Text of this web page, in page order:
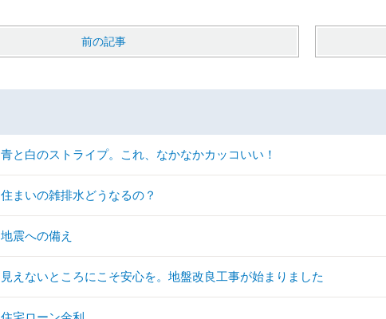
前の記事
青と白のストライプ。これ、なかなかカッコいい！
住まいの雑排水どうなるの？
地震への備え
見えないところにこそ安心を。地盤改良工事が始まりました